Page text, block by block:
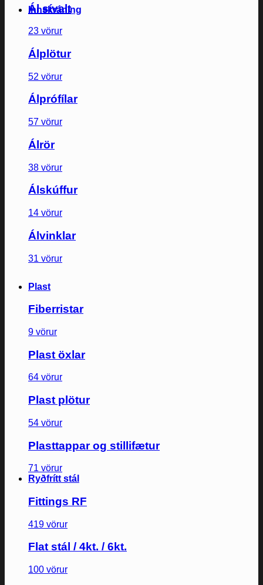
Innskráning
Ál sívalt
23 vörur
Álplötur
52 vörur
Álprófílar
57 vörur
Álrör
38 vörur
Álskúffur
14 vörur
Álvinklar
31 vörur
Plast
Fiberristar
9 vörur
Plast öxlar
64 vörur
Plast plötur
54 vörur
Plasttappar og stillifætur
71 vörur
Ryðfrítt stál
Fittings RF
419 vörur
Flat stál / 4kt. / 6kt.
100 vörur